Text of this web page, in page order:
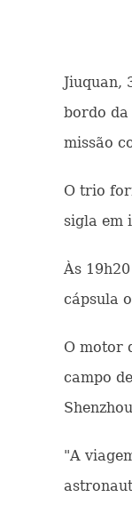
Jiuquan,
bordo da
missão
O trio
sigla em
Às
cápsula
O motor
campo
"A